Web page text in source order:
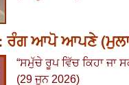
ਆਪੋ ਆਪਣੇ
“ਸਮੁੱਚੇ ਰੂਪ ਵਿੱਚ ਕਿਹਾ ਜਾ
(29 ਜੂਨ 2026)